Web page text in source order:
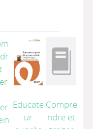
Educate
ur
Compre
ndre et